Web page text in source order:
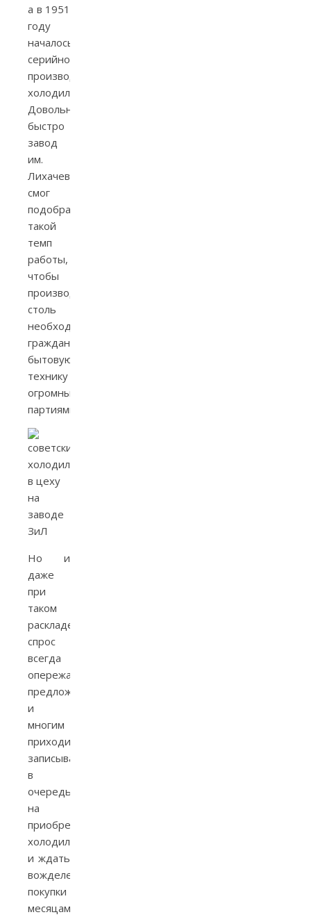
а в 1951
году
началось
серийное
производство
холодильника.
Довольно
быстро
завод
им.
Лихачева
смог
подобрать
такой
темп
работы,
чтобы
производить
столь
необходимую
гражданам
бытовую
технику
огромными
партиями.
Но и
даже
при
таком
раскладе
спрос
всегда
опережал
предложение,
и
многим
приходилось
записываться
в
очередь
на
приобретение
холодильника
и ждать
вожделенной
покупки
месяцами.